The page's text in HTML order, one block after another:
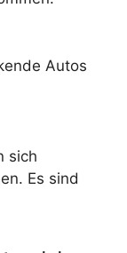
Autos
sich
Es sind